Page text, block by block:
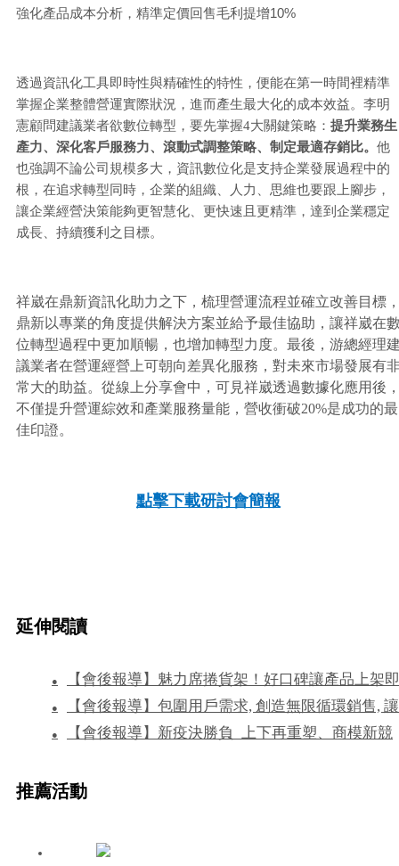
強化產品成本分析，精準定價回售毛利提增10%
透過資訊化工具即時性與精確性的特性，便能在第一時間裡精準
掌握企業整體營運實際狀況，進而產生最大化的成本效益。李明
憲顧問建議業者欲數位轉型，要先掌握4大關鍵策略： 提升業務生
產力、深化客戶服務力、滾動式調整策略、制定最適存銷比。 他
也強調不論公司規模多大，資訊數位化是支持企業發展過程中的
根，在追求轉型同時，企業的組織、人力、思維也要跟上腳步，
讓企業經營決策能夠更智慧化、更快速且更精準，達到企業穩定
成長、持續獲利之目標。
祥崴在鼎新資訊化助力之下，梳理營運流程並確立改善目標
鼎新以專業的角度提供解決方案並給予最佳協助，讓祥崴在
位轉型過程中更加順暢，也增加轉型力度。最後，游總經理
議業者在營運經營上可朝向差異化服務，對未來市場發展有
常大的助益。從線上分享會中，可見祥崴透過數據化應用後
不僅提升營運綜效和產業服務量能，營收衝破20%是成功的最
佳印證。
點擊下載研討會簡報
延伸閱讀
●
【會後報導】魅力席捲貨架！好口碑讓產品上架即
完售，三力齊發加速擴增版圖！玩轉通路營收跳躍成
長25%
●
【會後報導】包圍用戶需求, 創造無限循環銷售, 讓
營收持續增長
●
【會後報導】新疫決勝負_上下再重塑、商模新競
推薦活動